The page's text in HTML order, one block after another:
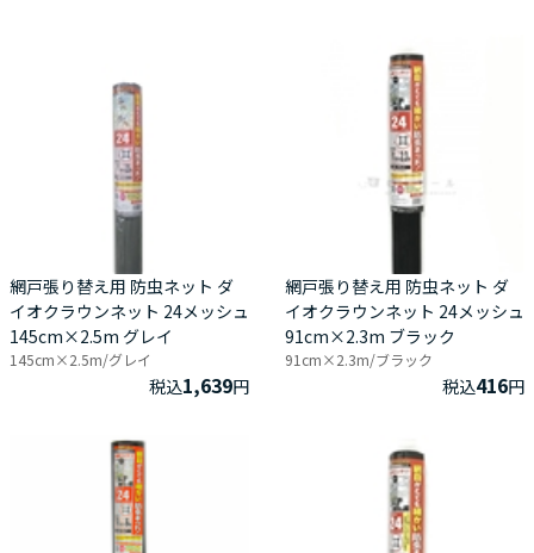
網戸張り替え用 防虫ネット ダ
イオクラウンネット 24メッシュ
145cm×2.5m グレイ
145cm×2.5m/グレイ
税込1,639円
網戸張り替え用 防虫ネット ダ
イオクラウンネット 24メッシュ
91cm×2.3m ブラック
91cm×2.3m/ブラック
税込416円